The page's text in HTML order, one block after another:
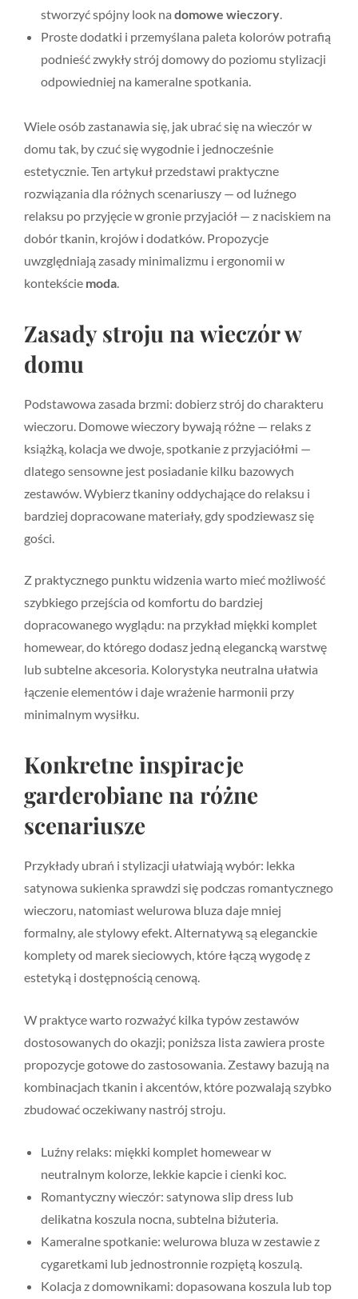
stworzyć spójny look na domowe wieczory
Proste dodatki i przemyślana paleta kolorów potrafią
podnieść zwykły strój domowy do poziomu stylizacji
odpowiedniej na kameralne spotkania.
Wiele osób zastanawia się, jak ubrać się na wieczór w
domu tak, by czuć się wygodnie i jednocześnie
estetycznie. Ten artykuł przedstawi praktyczne
rozwiązania dla różnych scenariuszy — od luźnego
relaksu po przyjęcie w gronie przyjaciół — z naciskiem na
dobór tkanin, krojów i dodatków. Propozycje
uwzględniają zasady minimalizmu i ergonomii w
kontekście moda
Zasady stroju na wieczór w
domu
Podstawowa zasada brzmi: dobierz strój do charakteru
wieczoru. Domowe wieczory bywają różne — relaks z
książką, kolacja we dwoje, spotkanie z przyjaciółmi —
dlatego sensowne jest posiadanie kilku bazowych
zestawów. Wybierz tkaniny oddychające do relaksu i
bardziej dopracowane materiały, gdy spodziewasz się
gości.
Z praktycznego punktu widzenia warto mieć możliwość
szybkiego przejścia od komfortu do bardziej
dopracowanego wyglądu: na przykład miękki komplet
homewear, do którego dodasz jedną elegancką warstwę
lub subtelne akcesoria. Kolorystyka neutralna ułatwia
łączenie elementów i daje wrażenie harmonii przy
minimalnym wysiłku.
Konkretne inspiracje
garderobiane na różne
scenariusze
Przykłady ubrań i stylizacji ułatwiają wybór: lekka
satynowa sukienka sprawdzi się podczas romantycznego
wieczoru, natomiast welurowa bluza daje mniej
formalny, ale stylowy efekt. Alternatywą są eleganckie
komplety od marek sieciowych, które łączą wygodę z
estetyką i dostępnością cenową.
W praktyce warto rozważyć kilka typów zestawów
dostosowanych do okazji; poniższa lista zawiera proste
propozycje gotowe do zastosowania. Zestawy bazują na
kombinacjach tkanin i akcentów, które pozwalają szybko
zbudować oczekiwany nastrój stroju.
Luźny relaks: miękki komplet homewear w
neutralnym kolorze, lekkie kapcie i cienki koc.
Romantyczny wieczór: satynowa slip dress lub
delikatna koszula nocna, subtelna biżuteria.
Kameralne spotkanie: welurowa bluza w zestawie z
cygaretkami lub jednostronnie rozpiętą koszulą.
Kolacja z domownikami: dopasowana koszula lub top